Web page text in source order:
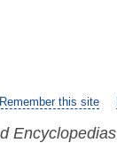
Remember this site
Encyclopedias